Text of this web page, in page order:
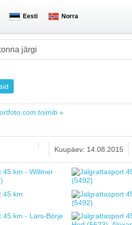
Eesti Norra
järgi
toimib »
Kuupäev: 14.08.2015